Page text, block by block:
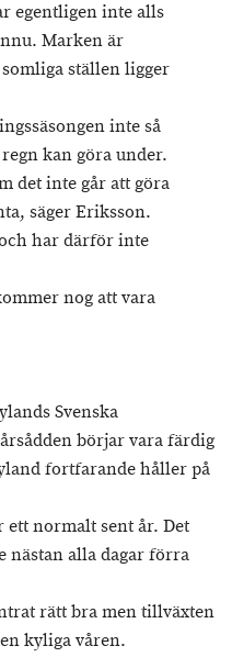
egentligen inte alls
Marken är
ställen ligger
inte så
kan göra under.
det inte går att göra
säger Eriksson.
har därför inte
nog att vara
Svenska
börjar vara färdig
fortfarande håller på
ett normalt sent år. Det
nästan alla dagar förra
rätt bra men tillväxten
kyliga våren.